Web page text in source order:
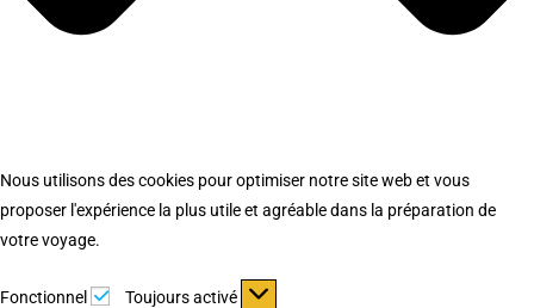
Nous utilisons des cookies pour optimiser notre site web et vous
proposer l'expérience la plus utile et agréable dans la préparation de
votre voyage.
Fonctionnel Fonctionnel
Toujours activé